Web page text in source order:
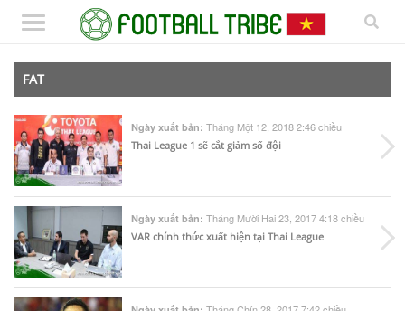
FAT
Ngày xuất bản: Tháng Một 12, 2018 2:46 chiều
Thai League 1 sẽ cắt giảm số đội
Ngày xuất bản: Tháng Mười Hai 23, 2017 4:18 chiều
VAR chính thức xuất hiện tại Thai League